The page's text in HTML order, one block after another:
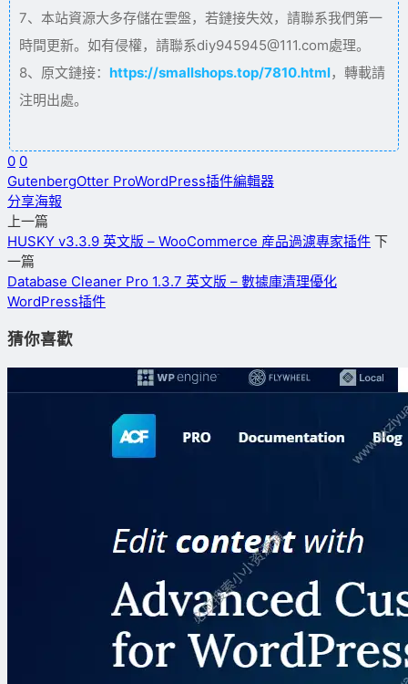
7、本站資源大多存儲在雲盤，若鏈接失效，請聯系我們第一
時間更新。如有侵權，請聯系diy945945@111.com處理。
8、原文鏈接： https://smallshops.top/7810.html，轉載請
注明出處。
0 0
GutenbergOtter ProWordPress插件編輯器
分享海報
上一篇
HUSKY v3.3.9 英文版 – WooCommerce 産品過濾專家插件 下
一篇
Database Cleaner Pro 1.3.7 英文版 – 數據庫清理優化
WordPress插件
猜你喜歡